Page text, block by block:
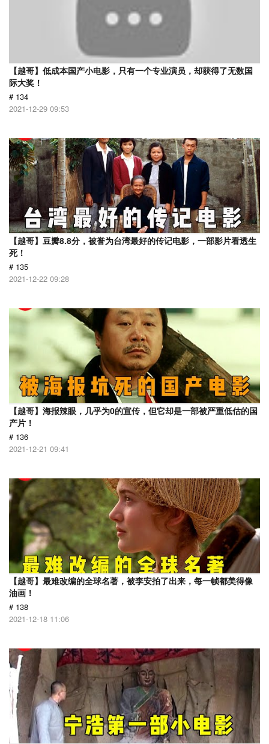
【越哥】低成本国产小电影，只有一个专业演员，却获得了无数国
际大奖！
# 134
2021-12-29 09:53
【越哥】豆瓣8.8分，被誉为台湾最好的传记电影，一部影片看透生
死！
# 135
2021-12-22 09:28
【越哥】海报辣眼，几乎为0的宣传，但它却是一部被严重低估的国
产片！
# 136
2021-12-21 09:41
【越哥】最难改编的全球名著，被李安拍了出来，每一帧都美得像
油画！
# 138
2021-12-18 11:06